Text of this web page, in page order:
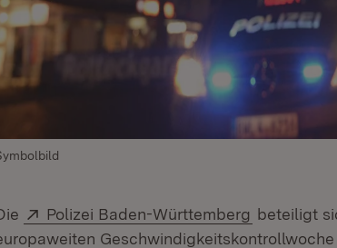
Extern:
Polizei Baden-Württemberg (Öffnet in
beteiligt